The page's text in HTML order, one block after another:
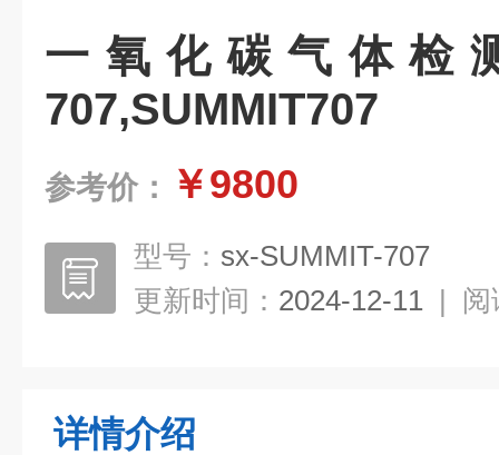
一氧化碳气体检
707,SUMMIT707
参考价： ￥9800
型号： sx-SUMMIT-707
更新时间： 2024-12-11 | 阅
详情介绍